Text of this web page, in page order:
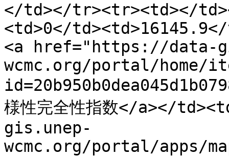
</td></tr><tr><td></
<td>0</
<a href="https://data-
wcmc.org/portal/home/
様性完全性指数</a></
gis.unep-
wcmc.org/portal/apps/